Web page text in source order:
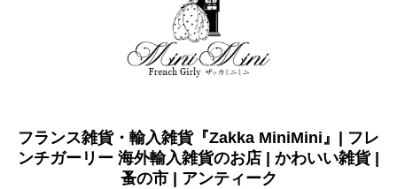
フランス雑貨・輸入雑貨『Zakka MiniMini』| フレ
ンチガーリー 海外輸入雑貨のお店 | かわいい雑貨 |
蚤の市 | アンティーク